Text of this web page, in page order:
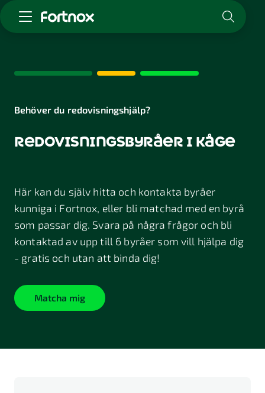
Skaffa Fortnox
Kunskap & inspiration
Logga in
Karriär
Kontakt
Behöver du redovisningshjälp?
redovisningsbyråer i kåge
Här kan du själv hitta och kontakta byråer
kunniga i Fortnox, eller bli matchad med en byrå
som passar dig. Svara på några frågor och bli
kontaktad av upp till 6 byråer som vill hjälpa dig
- gratis och utan att binda dig!
Matcha mig